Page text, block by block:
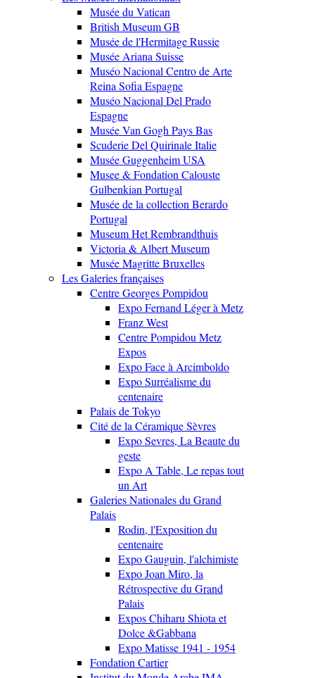
Musée du Vatican
British Museum GB
Musée de l'Hermitage Russie
Musée Ariana Suisse
Muséo Nacional Centro de Arte
Reina Sofia Espagne
Muséo Nacional Del Prado
Espagne
Musée Van Gogh Pays Bas
Scuderie Del Quirinale Italie
Musée Guggenheim USA
Musee & Fondation Calouste
Gulbenkian Portugal
Musée de la collection Berardo
Portugal
Museum Het Rembrandthuis
Victoria & Albert Museum
Musée Magritte Bruxelles
Les Galeries françaises
Centre Georges Pompidou
Expo Fernand Léger à Metz
Franz West
Centre Pompidou Metz
Expos
Expo Face à Arcimboldo
Expo Surréalisme du
centenaire
Palais de Tokyo
Cité de la Céramique Sèvres
Expo Sevres, La Beaute du
geste
Expo A Table, Le repas tout
un Art
Galeries Nationales du Grand
Palais
Rodin, l'Exposition du
centenaire
Expo Gauguin, l'alchimiste
Expo Joan Miro, la
Rétrospective du Grand
Palais
Expos Chiharu Shiota et
Dolce &Gabbana
Expo Matisse 1941 - 1954
Fondation Cartier